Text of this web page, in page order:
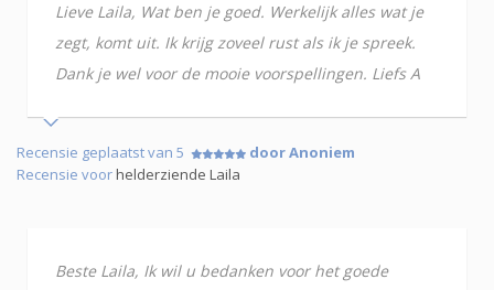
Lieve Laila, Wat ben je goed. Werkelijk alles wat je
zegt, komt uit. Ik krijg zoveel rust als ik je spreek.
Dank je wel voor de mooie voorspellingen. Liefs A
Recensie geplaatst van 5
door Anoniem
Recensie voorhelderziende Laila
Beste Laila, Ik wil u bedanken voor het goede